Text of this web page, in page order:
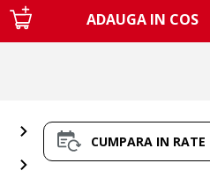
ADAUGA IN COS
CUMPARA IN RATE